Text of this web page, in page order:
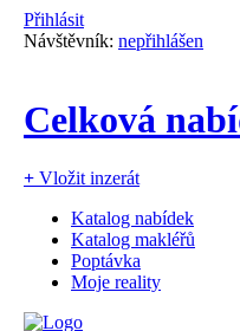
Přihlásit
Návštěvník: nepřihlášen
Celková
+ Vložit inzerát
Katalog nabídek
Katalog makléřů
Poptávka
Moje reality